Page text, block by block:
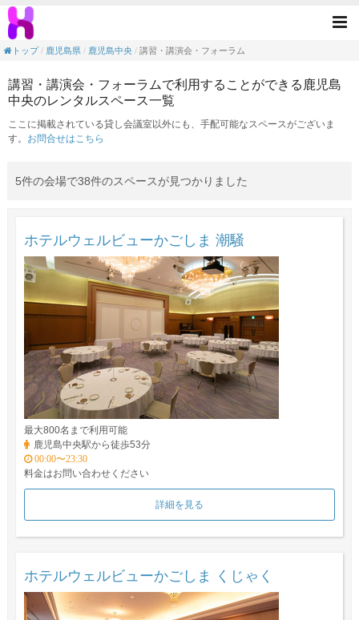
講習・講演会・フォーラムの目的で利用で
トップ
鹿児島県 鹿児島中央 講習・講演会・フォーラム
講習・講演会・フォーラムで利用することができる鹿児島
中央のレンタルスペース一覧
ここに掲載されている貸し会議室以外にも、手配可能なスペースがございま
す。 お問合せはこちら
5件の会場で38件のスペースが見つかりました
ホテルウェルビューかごしま 潮騒
最大800名まで利用可能
鹿児島中央駅から徒歩53分
00:00〜23:30
料金はお問い合わせください
詳細を見る
ホテルウェルビューかごしま くじゃく